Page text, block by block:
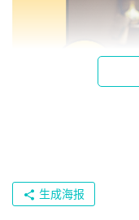
生成海报